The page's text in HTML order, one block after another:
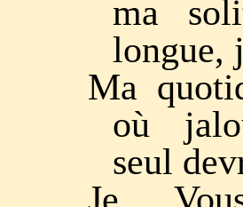
ma
longue,
Ma
où
seul